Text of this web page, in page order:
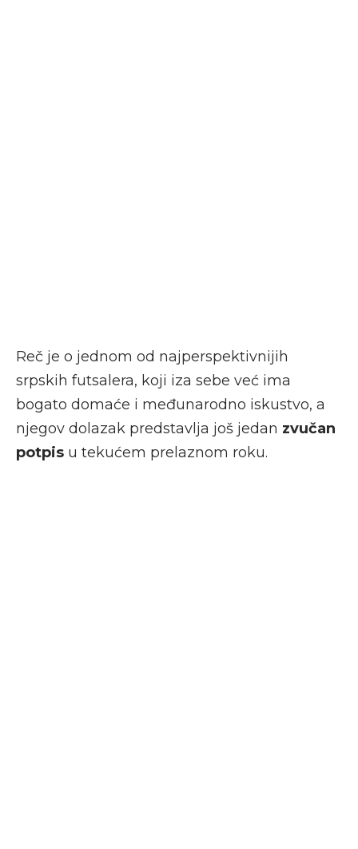
Reč je o jednom od najperspektivnijih
srpskih futsalera, koji iza sebe već ima
bogato domaće i međunarodno iskustvo, a
njegov dolazak predstavlja još jedan zvučan
potpis u tekućem prelaznom roku.